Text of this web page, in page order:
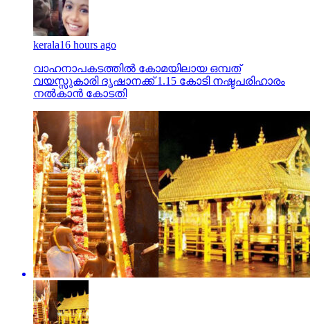
kerala16 hours ago
വാഹനാപകടത്തില്‍ കോമയിലായ ഒമ്പത്
വയസ്സുകാരി ദൃഷാനക്ക് 1.15 കോടി നഷ്ടപരിഹാരം
നല്‍കാന്‍ കോടതി